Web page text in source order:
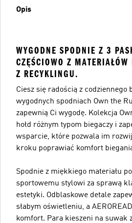
Opis
WYGODNE SPODNIE Z 3
CZĘŚCIOWO Z MATERIAŁÓW
Z RECYKLINGU.
Ciesz się radością z codziennego
wygodnych spodniach Own the
zapewnią Ci wygodę. Kolekcja
hołd różnym typom biegaczy i
wsparcie, które pozwala im
kroku poprawiać komfort
Spodnie z miękkiego materiału
sportowemu stylowi za sprawą
estetyki. Odblaskowe detale
słabym oświetleniu, a
komfort. Para kieszeni na suwak